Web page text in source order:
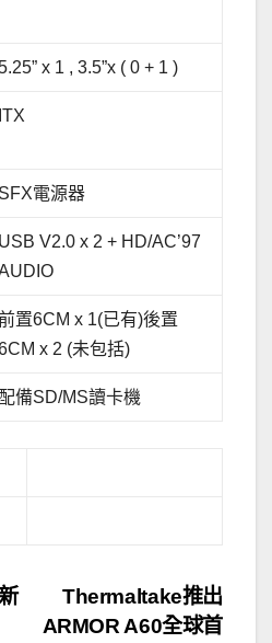
x 1 , 3.5”x ( 0 + 1 )
ITX
SFX電源器
USB V2.0 x 2 + HD/AC’97
置6CM x 1(已有)後置
x 2 (未包括)
配備SD/MS讀卡機
Thermaltake推出
ARMOR A60全球首